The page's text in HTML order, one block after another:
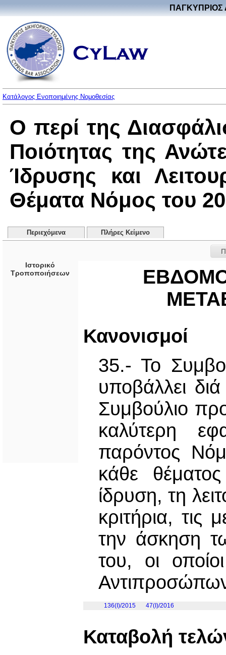
ΠΑΓΚΥΠΡΙΟΣ
Κατάλογος Ενοποιημένης Νομοθεσίας
Ο περί της
Ποιότητας της
Ίδρυσης και
Θέματα Νόμος του
Περιεχόμενα Πλήρες Κείμενο
Ιστορικό
Τροποποιήσεων
Κανονισμοί
35.- Το
υποβάλλει
Συμβούλιο
καλύτερη
παρόντος
κάθε
ίδρυση, τη
κριτήρια, τις
την άσκηση
του, οι
136(I)/2015 47(Ι)/2016
Καταβολή